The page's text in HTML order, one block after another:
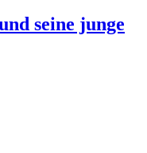
seine junge